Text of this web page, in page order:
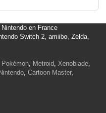
en France
Switch 2, amiibo, Zelda,
Pokémon, Metroid, Xenoblade,
, Cartoon Master,